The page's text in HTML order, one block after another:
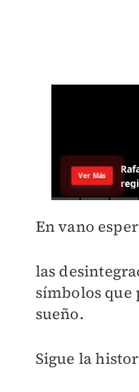
En vano
las
símbolos que
sueño.
Sigue la